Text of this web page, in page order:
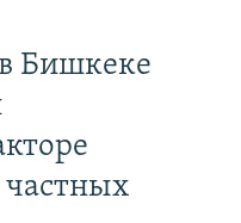
Бишкеке
частных